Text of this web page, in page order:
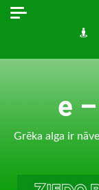
Skip
e
Grēka alga ir